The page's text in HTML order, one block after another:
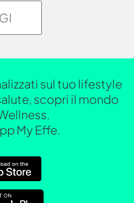
sul tuo lifestyle
scopri il mondo
My Effe.